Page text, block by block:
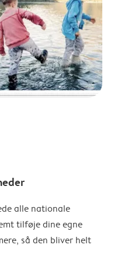
alle nationale
tilføje dine egne
så den bliver helt